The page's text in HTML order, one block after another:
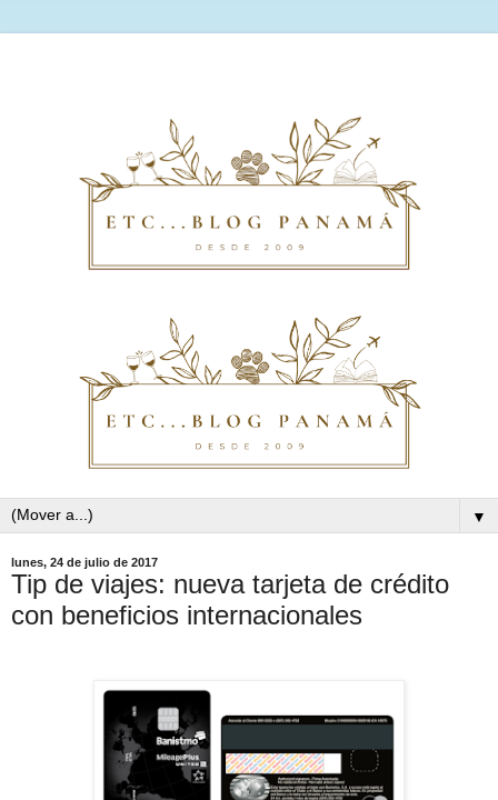
▼
lunes, 24 de julio de 2017
Tip de viajes: nueva tarjeta de crédito
con beneficios internacionales